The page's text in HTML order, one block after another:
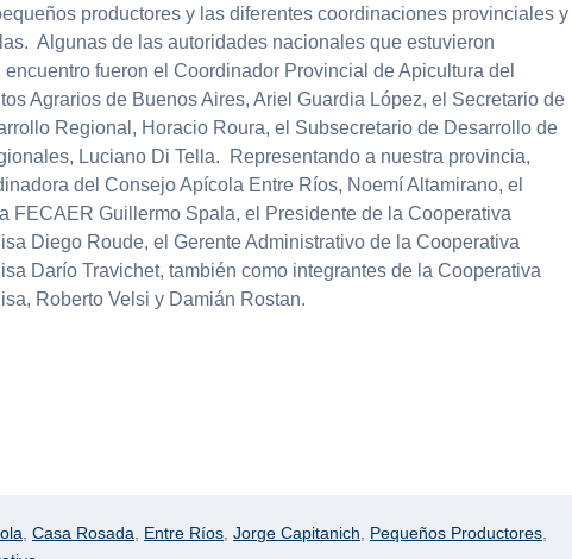
productores y las diferentes coordinaciones provinciales y
Algunas de las autoridades nacionales que estuvieron
encuentro fueron el Coordinador Provincial de Apicultura del
Agrarios de Buenos Aires, Ariel Guardia López, el Secretario de
Regional, Horacio Roura, el Subsecretario de Desarrollo de
Luciano Di Tella. Representando a nuestra provincia,
del Consejo Apícola Entre Ríos, Noemí Altamirano, el
FECAER Guillermo Spala, el Presidente de la Cooperativa
Diego Roude, el Gerente Administrativo de la Cooperativa
Darío Travichet, también como integrantes de la Cooperativa
Roberto Velsi y Damián Rostan.
,Casa Rosada Entre Ríos ,Jorge Capitanich Pequeños Productores